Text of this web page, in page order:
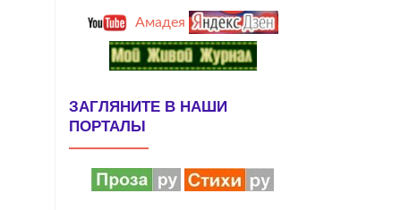
Амадея
ЗАГЛЯНИТЕ В НАШИ
ПОРТАЛЫ